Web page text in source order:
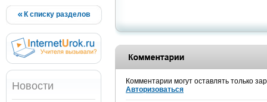
К списку разделов
Новости
Комментарии могут оставлять только
Авторизоваться